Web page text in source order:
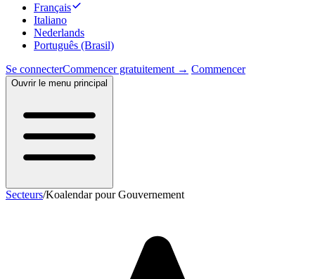
Français
Italiano
Nederlands
Português (Brasil)
Se connecterCommencer gratuitement → Commencer
Ouvrir le menu principal
Secteurs/Koalendar pour Gouvernement